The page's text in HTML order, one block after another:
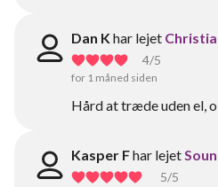
Dan K har lejet
4/5
for 1 måned siden
Hård at træde uden el,
Kasper Fhar lejet
5/5